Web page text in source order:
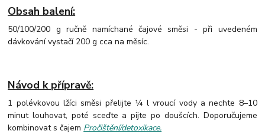
Obsah balení:
50/100/200 g ručně namíchané čajové směsi - při uvedeném
dávkování vystačí 200 g cca na měsíc.
Návod k přípravě:
1 polévkovou lžíci směsi přelijte ¼ l vroucí vody a nechte 8–10
minut louhovat, poté sceďte a pijte po doušcích. Doporučujeme
kombinovat s čajem Pročištění/detoxikace.